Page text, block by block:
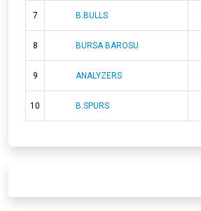
7 B.BULLS
8 BURSA BAROSU
9 ANALYZERS
10 B.SPURS